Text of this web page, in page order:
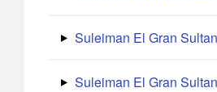
Suleiman El Gran
Suleiman El Gran